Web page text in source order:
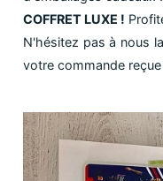
COFFRET LUXE !
N'hésitez pas à nous
votre commande